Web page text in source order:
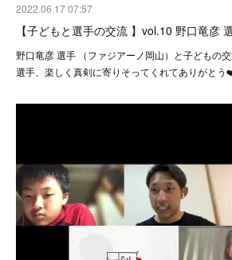
2022.06.17 07:57
【子どもと選手の交流 】vol.10 野口竜彦
野口竜彦 選手 （ファジアーノ岡山）と子どもの
選手、楽しく真剣に寄りそってくれてありがと